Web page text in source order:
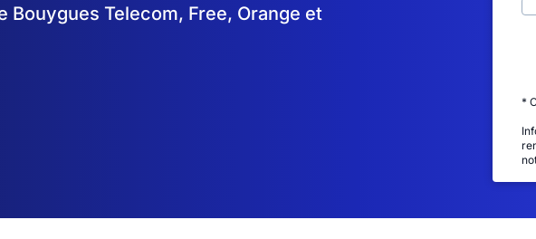
Bouygues Telecom, Free, Orange et
*